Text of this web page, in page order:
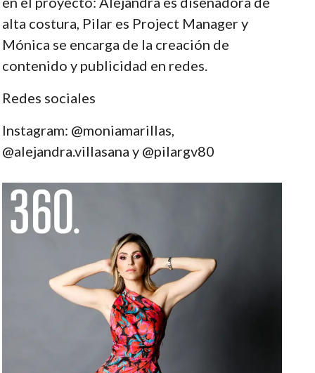
alta costura, Pilar es Project Manager y
Mónica se encarga de la creación de
contenido y publicidad en redes.
Redes sociales
Instagram: @moniamarillas,
@alejandra.villasana y @pilargv80